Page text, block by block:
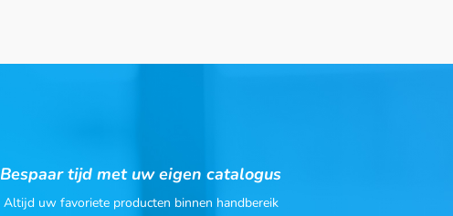
Bespaar tijd met uw eigen catalogus
Altijd uw favoriete producten binnen handbereik